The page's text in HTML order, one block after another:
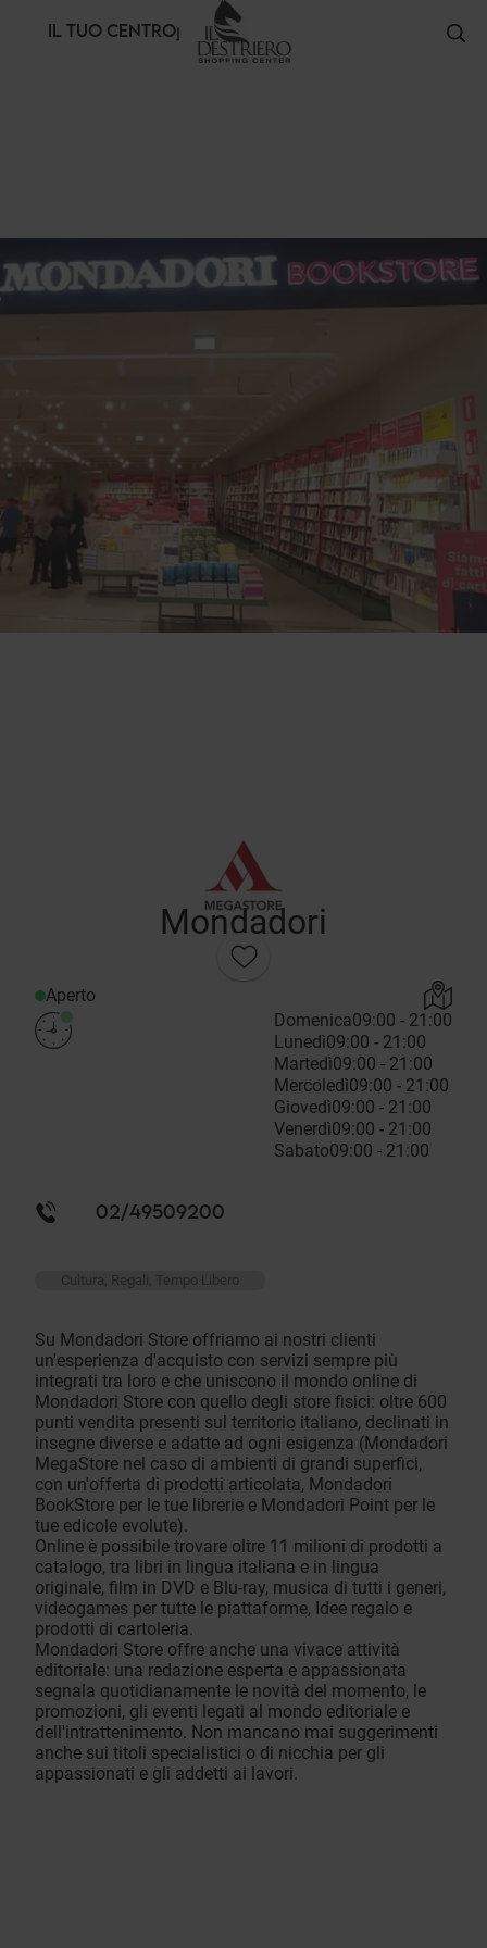
IL TUO CENTRO
Mondadori
Aperto
Domenica09:00 - 21:00
Lunedì09:00 - 21:00
Martedì09:00 - 21:00
Mercoledì09:00 - 21:00
Giovedì09:00 - 21:00
Venerdì09:00 - 21:00
Sabato09:00 - 21:00
02/49509200
Cultura, Regali, Tempo Libero
Su Mondadori Store offriamo ai nostri clienti
un'esperienza d'acquisto con servizi sempre più
integrati tra loro e che uniscono il mondo online di
Mondadori Store con quello degli store fisici: oltre 600
punti vendita presenti sul territorio italiano, declinati in
insegne diverse e adatte ad ogni esigenza (Mondadori
MegaStore nel caso di ambienti di grandi superfici,
con un'offerta di prodotti articolata, Mondadori
BookStore per le tue librerie e Mondadori Point per le
tue edicole evolute).
Online è possibile trovare oltre 11 milioni di prodotti a
catalogo, tra libri in lingua italiana e in lingua
originale, film in DVD e Blu-ray, musica di tutti i generi,
videogames per tutte le piattaforme, Idee regalo e
prodotti di cartoleria.
Mondadori Store offre anche una vivace attività
editoriale: una redazione esperta e appassionata
segnala quotidianamente le novità del momento, le
promozioni, gli eventi legati al mondo editoriale e
dell'intrattenimento. Non mancano mai suggerimenti
anche sui titoli specialistici o di nicchia per gli
appassionati e gli addetti ai lavori.
Pannello di gestione dei cookies